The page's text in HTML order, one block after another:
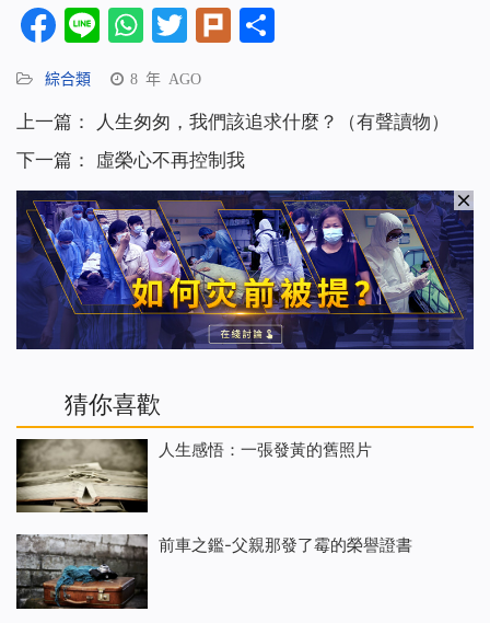
Facebook
LineWhatsApp
Twitter
Plurk
綜合類 8 年 AGO
上一篇：
人生匆匆，我們該追求什麼？（有聲讀物）
下一篇：
虛榮心不再控制我
猜你喜歡
人生感悟：一張發黃的舊照片
前車之鑑-父親那發了霉的榮譽證書